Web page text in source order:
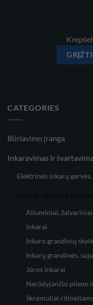
CATEGORIES
Būriavimo įranga
Inkaravimas ir
Elektrinės inkarų
Aliuminiai,
Inkarai
Inkaro grandinių
Inkarų grandinės,
Jūros inkarai
Nerūdyjančio plieno
Skrėmuliai